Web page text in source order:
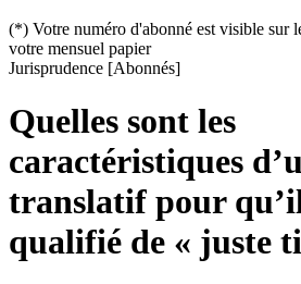
(*) Votre numéro d'abonné est visible sur
votre mensuel papier
Jurisprudence [Abonnés]
Quelles sont les
caractéristiques
translatif pour
qualifié de « juste